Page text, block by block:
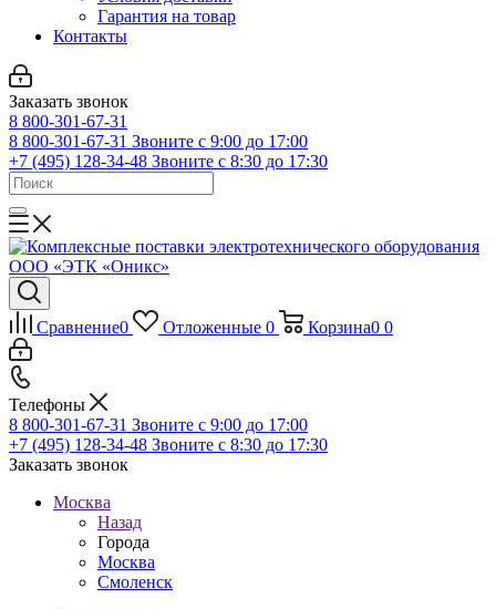
Гарантия на товар
Контакты
Заказать звонок
8 800-301-67-31
8 800-301-67-31 Звоните с 9:00 до 17:00
+7 (495) 128-34-48 Звоните с 8:30 до 17:30
Сравнение0 Отложенные 0 Корзина0 0
Телефоны
8 800-301-67-31 Звоните с 9:00 до 17:00
+7 (495) 128-34-48 Звоните с 8:30 до 17:30
Заказать звонок
Москва
Назад
Города
Москва
Смоленск